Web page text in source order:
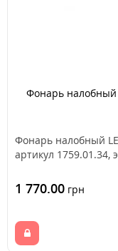
Фонарь налобный
Фонарь налобный
артикул 1759.01.34,
1 770.00 грн